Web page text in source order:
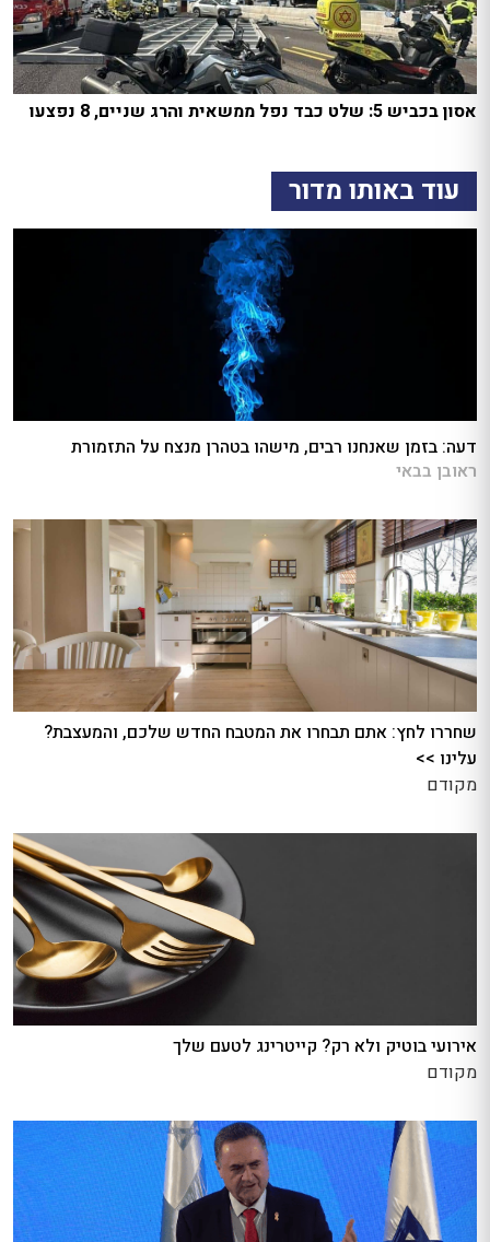
אסון בכביש 5: שלט כבד נפל ממשאית והרג שניים, 8 נפצעו
עוד באותו מדור
דעה: בזמן שאנחנו רבים, מישהו בטהרן מנצח על התזמורת
ראובן בבאי
שחררו לחץ: אתם תבחרו את המטבח החדש שלכם, והמעצבת?
עלינו >>
מקודם
אירועי בוטיק ולא רק? קייטרינג לטעם שלך
מקודם